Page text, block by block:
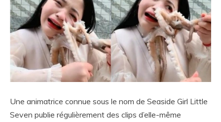
Une animatrice connue sous le nom de Seaside Girl Little
Seven publie régulièrement des clips d’elle-même